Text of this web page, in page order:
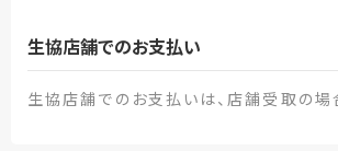
生協店舗でのお支払い
生協店舗でのお支払いは、店舗受取の場